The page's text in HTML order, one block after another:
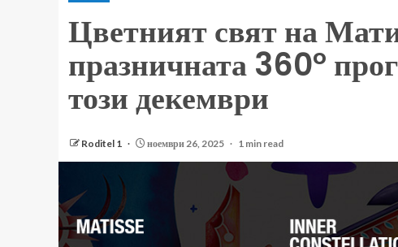
Цветният свят на
празничната 360°
този декември
Roditel 1 ноември 26, 2025 1 min read